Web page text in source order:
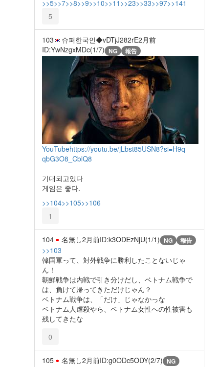
>>5>>7>>8>>9>>10>>11 >>23>>33>>97>>141
5
103 슈퍼한국인◆vDTjJ282rE2月前
ID:YwNzgxMDc(1/7) NG 報告
YouTubehttps://youtu.be/jLbst85USN8?si=H9q-
qbG3O8_CblQ8
기대되고있다
게임은 좋다.
>>104>>105>>106
1
104 名無し2月前ID:k3ODEzNjU(1/1) NG 報告
>>103
韓国軍って、対外戦争に勝利したことないじゃ
ん！
朝鮮戦争は内戦で引き分けだし、ベトナム戦争で
は、負けて帰ってきただけじゃん？
ベトナム戦争は、「だけ」じゃなかっな
ベトナム人虐殺やら、ベトナム女性への性被害も
残してきたな
0
105 名無し2月前ID:g0ODc5ODY(2/7) NG